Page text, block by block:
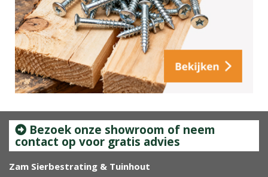
Bezoek onze showroom of neem
contact op voor gratis advies
Zam Sierbestrating & Tuinhout